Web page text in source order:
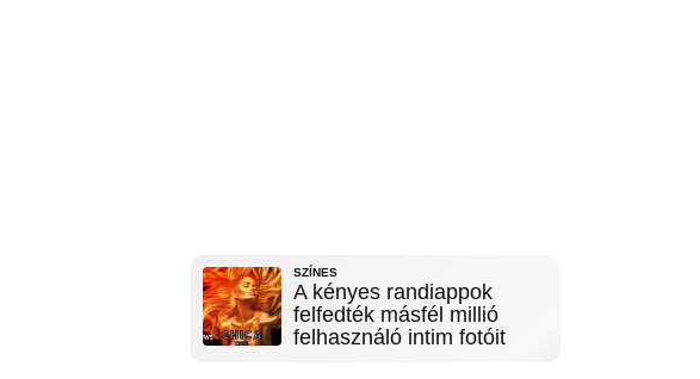
SZÍNES
A kényes randiappok
felfedték másfél millió
felhasználó intim fotóit